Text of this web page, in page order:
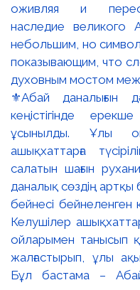
⚜️Абай даналығын
кеңістігінде
ұсынылды. Ұлы
ашықхаттарға
салатын шағын
даналық сөздің артқы
бейнесі
Келушілер
ойларымен танысып
жалғастырып, ұлы
Бұл бастама –